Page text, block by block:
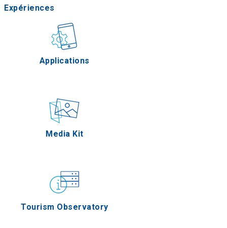
Gastronomie
Applications
Media Kit
Tourism Observatory
Expériences